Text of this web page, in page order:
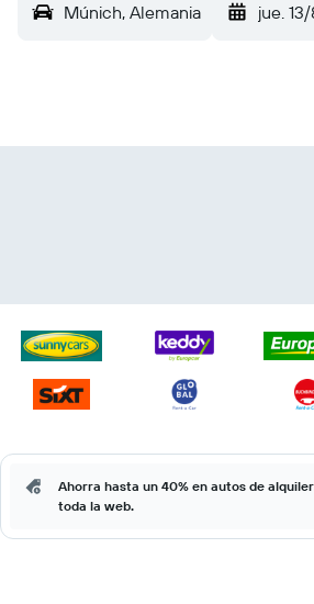
Múnich, Alemania jue.
Ahorra hasta un 40% en autos de
toda la web.